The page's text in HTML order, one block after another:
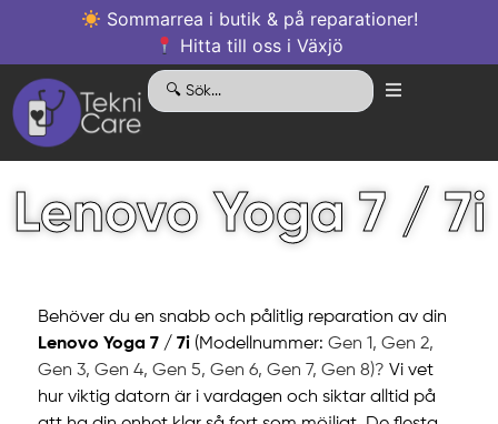
Sommarrea i butik & på reparationer!
Hitta till oss i Växjö
Lenovo Yoga 7 / 7i
Behöver du en snabb och pålitlig reparation av din
Lenovo Yoga 7 / 7i (Modellnummer: Gen 1, Gen 2,
Gen 3, Gen 4, Gen 5, Gen 6, Gen 7, Gen 8)? Vi vet
hur viktig datorn är i vardagen och siktar alltid på